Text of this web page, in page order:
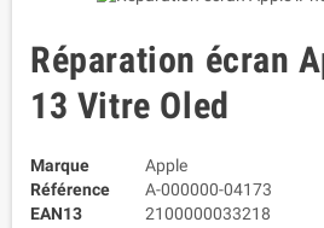
Réparation écran
13 Vitre Oled
Marque
Apple
Référence
A-000000-04173
EAN13
2100000033218